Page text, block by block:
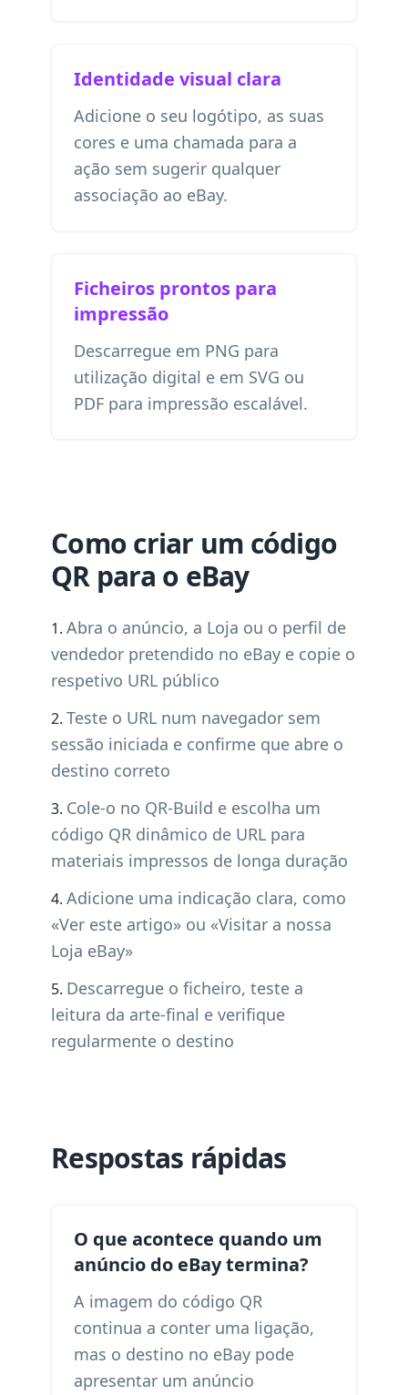
Identidade visual clara
Adicione o seu logótipo, as suas
cores e uma chamada para a
ação sem sugerir qualquer
associação ao eBay.
Ficheiros prontos para
impressão
Descarregue em PNG para
utilização digital e em SVG ou
PDF para impressão escalável.
Como criar um código
QR para o eBay
Abra o anúncio, a Loja ou o perfil de
vendedor pretendido no eBay e copie o
respetivo URL público
Teste o URL num navegador sem
sessão iniciada e confirme que abre o
destino correto
Cole-o no QR-Build e escolha um
código QR dinâmico de URL para
materiais impressos de longa duração
Adicione uma indicação clara, como
«Ver este artigo» ou «Visitar a nossa
Loja eBay»
Descarregue o ficheiro, teste a
leitura da arte-final e verifique
regularmente o destino
Respostas rápidas
O que acontece quando um
anúncio do eBay termina?
A imagem do código QR
continua a conter uma ligação,
mas o destino no eBay pode
apresentar um anúncio